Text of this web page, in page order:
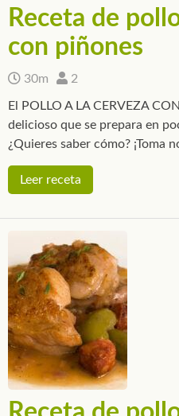
Receta de
con piñones
30m 2
El POLLO A LA CERVEZA
delicioso que se prepara en
¿Quieres saber cómo? ¡Toma
Leer receta